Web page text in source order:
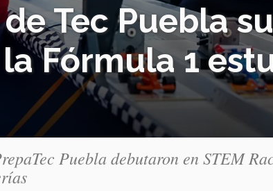
Tec Puebla
Fórmula 1
Puebla debutaron en STEM